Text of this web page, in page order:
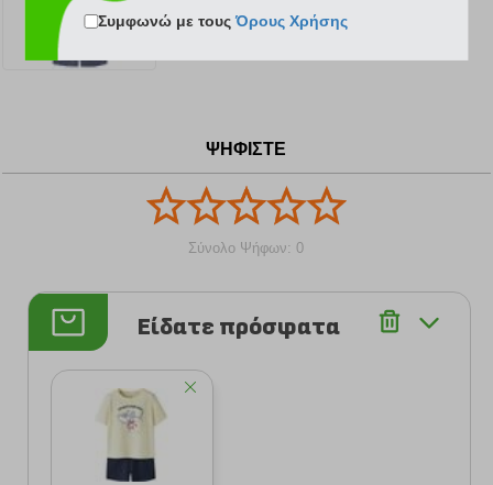
σωστή στιγμή, στη σωστή τιμή.
ΨΗΦΙΣΤΕ
Σύνολο Ψήφων: 0
Είδατε πρόσφατα
Συμφωνώ με τουςΌρους Χρήσης